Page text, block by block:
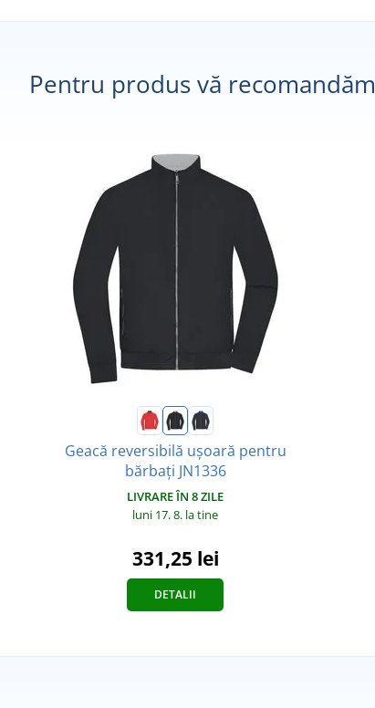
Pentru produs vă recomandăm
Geacă reversibilă ușoară pentru
bărbați JN1336
LIVRARE ÎN 8 ZILE
luni 17. 8. la tine
331,25 lei
DETALII